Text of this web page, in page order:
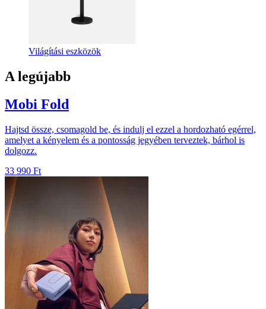
Világítási eszközök
A legújabb
Mobi Fold
Hajtsd össze, csomagold be, és indulj el ezzel a hordozható egérrel,
amelyet a kényelem és a pontosság jegyében terveztek, bárhol is
dolgozz.
33 990 Ft